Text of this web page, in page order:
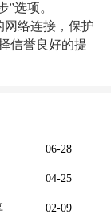
”选项。
网络连接，保护
信誉良好的提
06-28
04-25
02-09